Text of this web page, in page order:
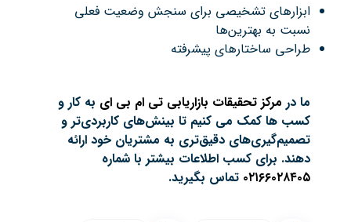
ابزارهای تشخیصی برای سنجش وضعیت فعلی
نسبت به بهترین‌ها
طراحی ساختارهای پیشرفته
ما در مرکز تحقیقات بازاریابی تی ام بی ای به کار و
کسب ها کمک می کنیم تا بینش‌های کاربردی‌تر و
تصمیم‌گیری‌های دقیق‌تری به مشتریان خود ارائه
دهند. برای کسب اطلاعات بیشتر با شماره
۰۲۱۶۶۰۲۸۴۰۵ تماس بگیرید.